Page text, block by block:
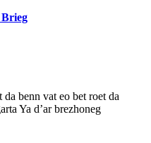
da benn vat eo bet roet da
Ya d’ar brezhoneg